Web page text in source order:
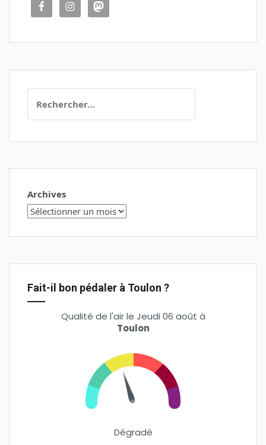
Archives
Fait-il bon pédaler à Toulon ?